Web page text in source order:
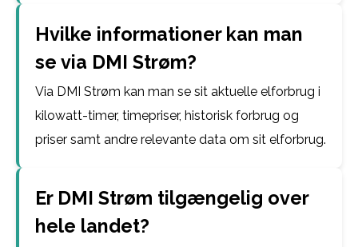
Hvilke informationer kan man
se via DMI Strøm?
Via DMI Strøm kan man se sit aktuelle elforbrug i
kilowatt-timer, timepriser, historisk forbrug og
priser samt andre relevante data om sit elforbrug.
Er DMI Strøm tilgængelig over
hele landet?